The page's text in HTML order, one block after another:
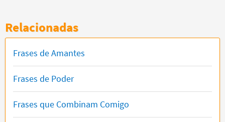
Relacionadas
Frases de Amantes
Frases de Poder
Frases que Combinam Comigo